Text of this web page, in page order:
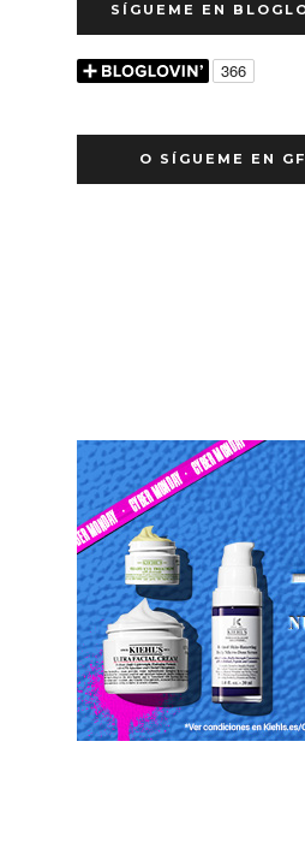
SÍGUEME EN
O SÍGUEME EN